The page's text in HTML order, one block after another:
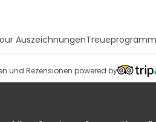
AuszeichnungenTreueprogramm
und Rezensionen powered by